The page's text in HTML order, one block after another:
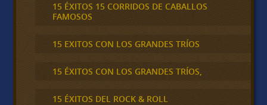
15 ÉXITOS 15 CORRIDOS DE CABALLOS
FAMOSOS
15 EXITOS CON LOS GRANDES TRÍOS
15 ÉXITOS CON LOS GRANDES TRÍOS,
15 ÉXITOS DEL ROCK & ROLL